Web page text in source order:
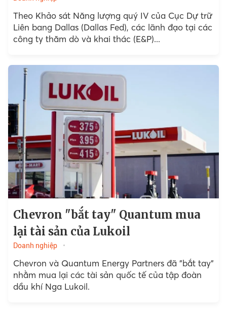
Theo Khảo sát Năng lượng quý IV của Cục Dự trữ
Liên bang Dallas (Dallas Fed), các lãnh đạo tại các
công ty thăm dò và khai thác (E&P)...
Chevron "bắt tay" Quantum mua
lại tài sản của Lukoil
Doanh nghiệp
Chevron và Quantum Energy Partners đã "bắt tay"
nhằm mua lại các tài sản quốc tế của tập đoàn
dầu khí Nga Lukoil.